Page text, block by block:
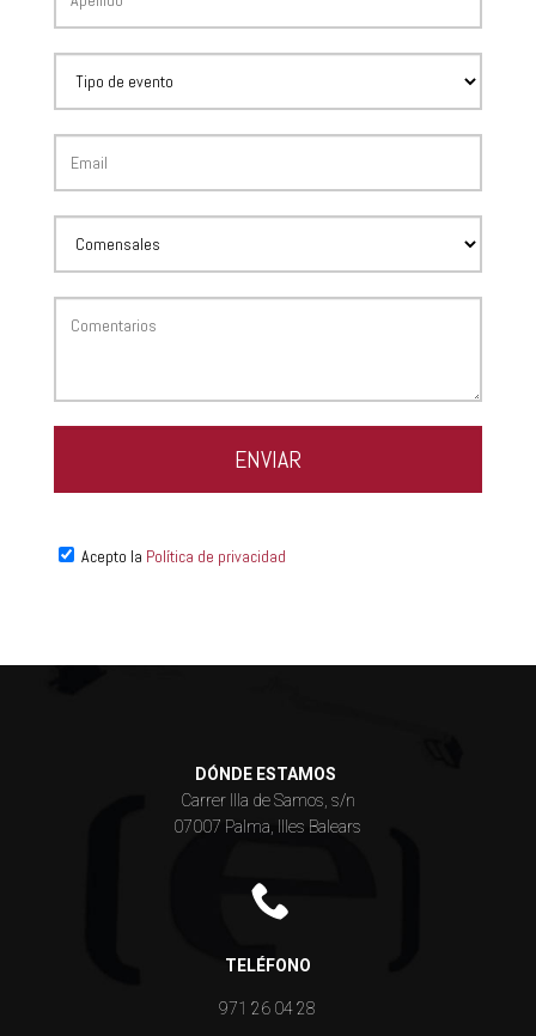
Acepto la Política de privacidad
DÓNDE ESTAMOS
Carrer Illa de Samos, s/n
07007 Palma, Illes Balears
TELÉFONO
971 26 04 28